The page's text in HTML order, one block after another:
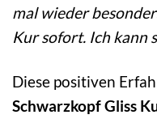
mal wieder
Kur sofort. Ich kann
Diese positiven
Schwarzkopf Gliss